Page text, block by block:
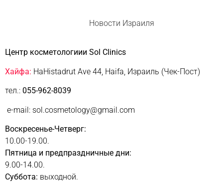
Новости Израиля
Центр косметологиии Sol Clinics
Хайфа: HaHistadrut Ave 44, Haifa, Израиль (Чек-Пост)
тел.: 055-962-8039
e-mail: sol.cosmetology@gmail.com
Воскресенье-Четверг:
10.00-19.00.
Пятница и предпраздничные дни:
9.00-14.00.
Суббота: выходной.